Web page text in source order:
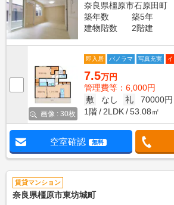
奈良県橿原市石原田町
築年数
築5年
建物階数
2階建
画像 : 30枚
即入居 パノラマ 写真充実
7.5万円
管理費等：6,000円
敷
なし 礼
70000円
1階
2LDK 53.08㎡
空室確認 無料
賃貸マンション
奈良県橿原市東坊城町